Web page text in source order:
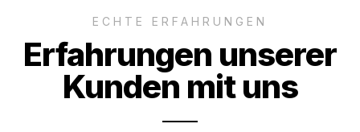
ECHTE ERFAHRUNGEN
Erfahrungen unserer
Kunden mit uns